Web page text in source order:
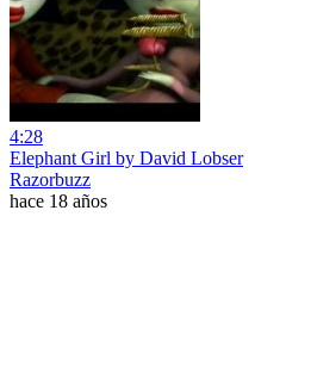
4:28
Elephant Girl by David Lobser
Razorbuzz
hace 18 años